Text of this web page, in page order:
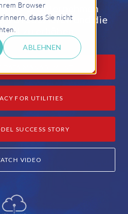
Browser
dass Sie nicht
ABLEHNEN
IS-U Unternehmen
zu reduzieren und die
zu erhöhen.
FOR UTILITIES
SUCCESS STORY
VIDEO